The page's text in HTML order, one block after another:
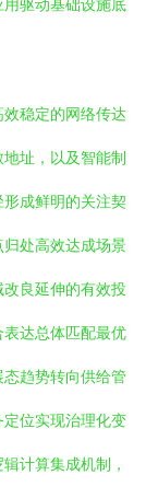
驱动基础设施底
稳定的网络传达
址，以及智能制
成鲜明的关注契
处高效达成场景
良延伸的有效投
达总体匹配最优
趋势转向供给管
位实现治理化变
计算集成机制，